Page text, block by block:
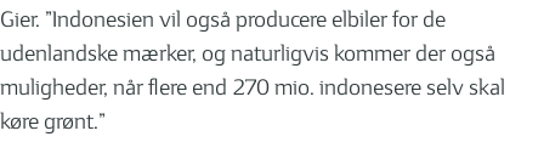
Gier. ”Indonesien vil også producere elbiler for de
udenlandske mærker, og naturligvis kommer der også
muligheder, når flere end 270 mio. indonesere selv skal
køre grønt.”